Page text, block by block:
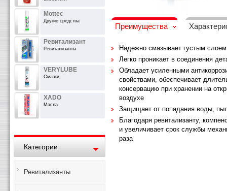
Mottec
Другие средства
Ревитализант
Ревитализанты
VERYLUBE
Смазки
XADO
Масла
Категории
Ревитализанты
Преимущества
Надежно смазывает густым
Легко проникает в соединения
Обладает усиленными
свойствами, обеспечивает
консервацию при хранении на
воздухе
Защищает от попадания воды,
Благодаря ревитализанту,
и увеличивает срок службы
раза